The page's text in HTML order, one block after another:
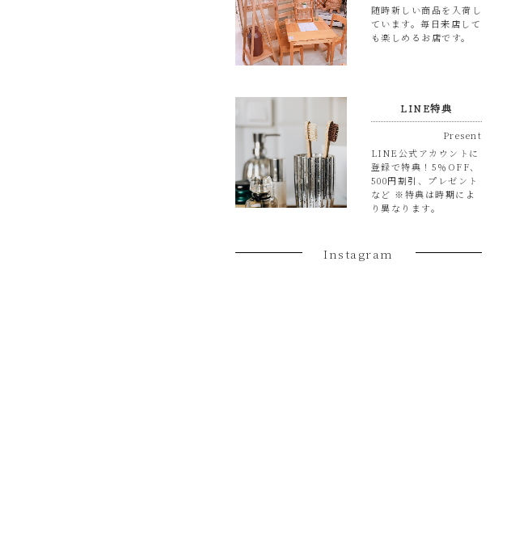
随時新しい商品を入荷し
ています。毎日来店して
も楽しめるお店です。
LINE特典
Present
LINE公式アカウントに
登録で特典！5％OFF、
500円割引、プレゼント
など ※特典は時期によ
り異なります。
Instagram